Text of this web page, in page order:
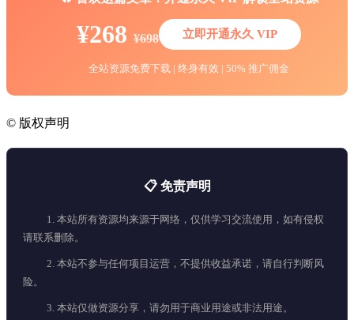
¥268 ¥698 立即开通永久 VIP
全站资源免费下载 | 终身有效 | 50% 推广佣金
© 版权声明
📋 免责声明
1. 本站所有资源均来源于网络，仅供学习交流使用，如有侵权
请联系删除。
2. 本站不参与任何项目运营，不提供收益承诺，请自行判断风
险。
3. 本站仅做资源分享，请勿用于商业用途或非法用途。